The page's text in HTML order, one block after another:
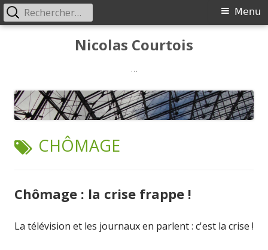
Nicolas Courtois
…
Menu
Menu
Rechercher :
ÉTIQUETTE :
CHÔMAGE
Chômage : la crise frappe !
La télévision et les journaux en parlent : c'est la crise !